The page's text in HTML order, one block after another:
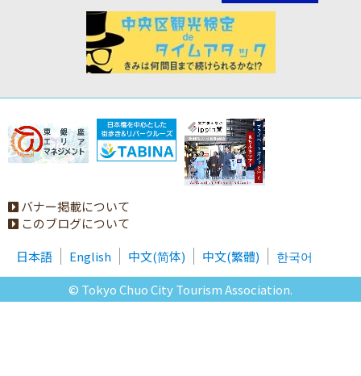
バナー掲載について
このブログについて
日本語
English 中文(简体) 中文(繁體)
한국어
© Tokyo Chuo City Tourism Association.